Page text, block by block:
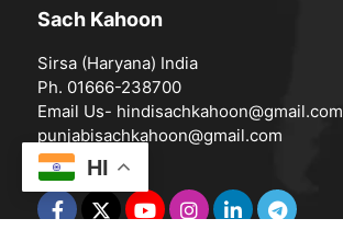
Sach Kahoon
Sirsa (Haryana) India
Ph. 01666-238700
Email Us- hindisachkahoon@gmail.com
punjabisachkahoon@gmail.com
HI